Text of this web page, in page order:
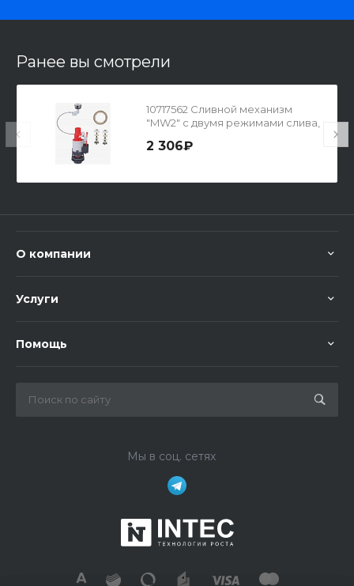
Ранее вы смотрели
10717562 Сливной механизм
"MW2" с двумя режимами слива,
2 306₽
О компании
Услуги
Помощь
Мы в соц. сетях